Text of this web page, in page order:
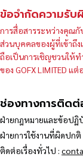
ข้อจำกัดความรั
การสื่อสารระหว่างคุณกั
ส่วนบุคคลของผู้ที่เข้าถึง
ถือเป็นการเชิญชวนให้
ของ GOFX LIMITED แต่
ช่องทางการติดต่
ฝ่ายกฎหมายและข้อปฏิ
ฝ่ายการใช้งานที่ผิดปกติ
ติดต่อเรื่องทั่วไป :